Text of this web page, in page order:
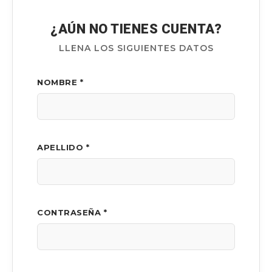
¿AÚN NO TIENES CUENTA?
LLENA LOS SIGUIENTES DATOS
NOMBRE *
APELLIDO *
CONTRASEÑA *